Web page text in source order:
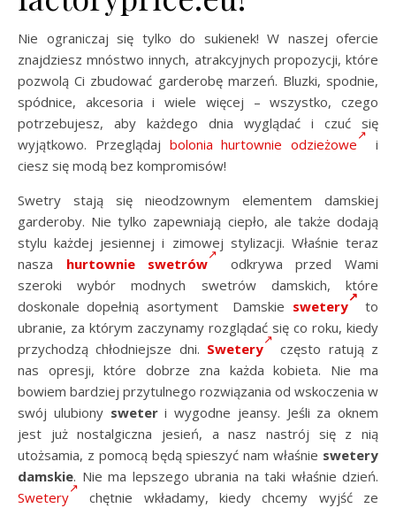
Nie ograniczaj się tylko do sukienek! W naszej ofercie
znajdziesz mnóstwo innych, atrakcyjnych propozycji, które
pozwolą Ci zbudować garderobę marzeń. Bluzki, spodnie,
spódnice, akcesoria i wiele więcej – wszystko, czego
potrzebujesz, aby każdego dnia wyglądać i czuć się
wyjątkowo. Przeglądaj bolonia hurtownie odzieżowe
i
ciesz się modą bez kompromisów!
Swetry stają się nieodzownym elementem damskiej
garderoby. Nie tylko zapewniają ciepło, ale także dodają
stylu każdej jesiennej i zimowej stylizacji. Właśnie teraz
nasza hurtownie swetrów
odkrywa przed Wami
szeroki wybór modnych swetrów damskich, które
doskonale dopełnią asortyment Damskie swetery
to
ubranie, za którym zaczynamy rozglądać się co roku, kiedy
przychodzą chłodniejsze dni. Swetery
często ratują z
nas opresji, które dobrze zna każda kobieta. Nie ma
bowiem bardziej przytulnego rozwiązania od wskoczenia w
swój ulubiony sweteri wygodne jeansy. Jeśli za oknem
jest już nostalgiczna jesień, a nasz nastrój się z nią
utożsamia, z pomocą będą spieszyć nam właśnie swetery
damskie. Nie ma lepszego ubrania na taki właśnie dzień.
Swetery
chętnie wkładamy, kiedy chcemy wyjść ze